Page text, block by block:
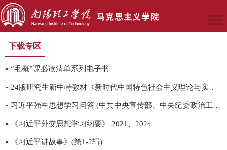
下载专区
“毛概”课必读清单系列电子书
24版研究生新中特教材《新时代中国特色社会主义理论与实践（2024年版）...
习近平强军思想学习问答 (中共中央宣传部、中央纪委政治工作部)
《习近平外交思想学习纲要》 2021、2024
《习近平讲故事》(第1-2辑)